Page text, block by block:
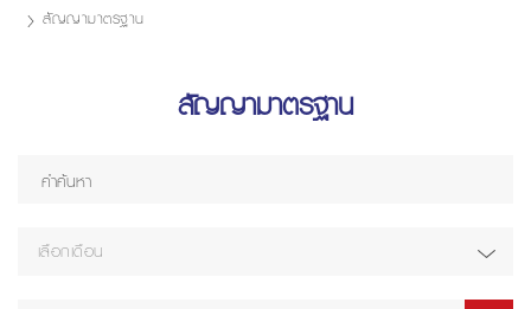
สัญญามาตรฐาน
สัญญามาตรฐาน
เลือกเดือน